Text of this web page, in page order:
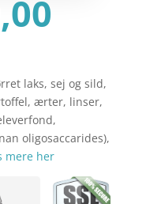
er:
kr.
laks, sej og sild,
ærter, linser,
oligosaccarides),
mere her